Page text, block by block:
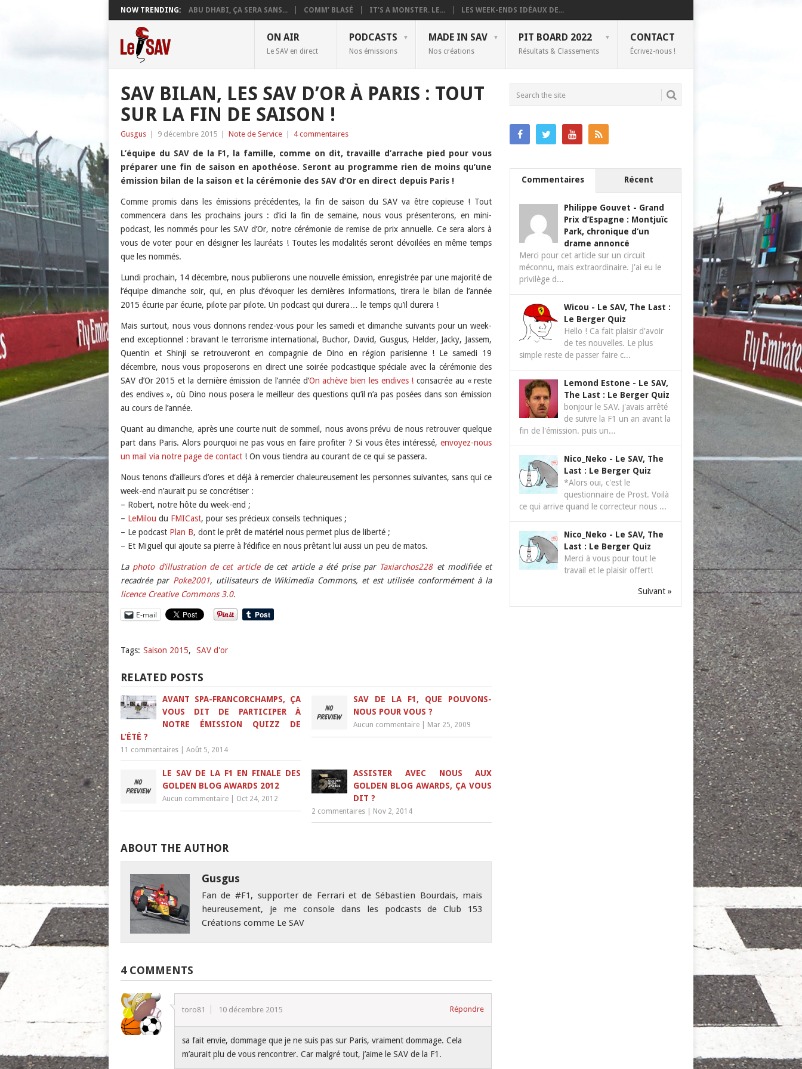
NOW TRENDING: ABU DHABI, ÇA SERA SANS... COMM’ BLASÉ IT’S A MONSTER. LE... LES WEEK-ENDS IDÉAUX DE...
ON AIR
Le SAV en direct
PODCASTS
Nos émissions
MADE IN SAV
Nos créations
PIT BOARD 2022
Résultats & Classements
CONTACT
Écrivez-nous !
SAV BILAN, LES SAV D’OR À PARIS : TOUT
SUR LA FIN DE SAISON !
Gusgus 9 décembre 2015 Note de Service 4 commentaires
L’équipe du SAV de la F1, la famille, comme on dit, travaille d’arrache pied pour vous
préparer une fin de saison en apothéose. Seront au programme rien de moins qu’une
émission bilan de la saison et la cérémonie des SAV d’Or en direct depuis Paris !
Comme promis dans les émissions précédentes, la fin de saison du SAV va être copieuse ! Tout
commencera dans les prochains jours : d’ici la fin de semaine, nous vous présenterons, en mini-
podcast, les nommés pour les SAV d’Or, notre cérémonie de remise de prix annuelle. Ce sera alors à
vous de voter pour en désigner les lauréats ! Toutes les modalités seront dévoilées en même temps
que les nommés.
Lundi prochain, 14 décembre, nous publierons une nouvelle émission, enregistrée par une majorité de
l’équipe dimanche soir, qui, en plus d’évoquer les dernières informations, tirera le bilan de l’année
2015 écurie par écurie, pilote par pilote. Un podcast qui durera… le temps qu’il durera !
Mais surtout, nous vous donnons rendez-vous pour les samedi et dimanche suivants pour un week-
end exceptionnel : bravant le terrorisme international, Buchor, David, Gusgus, Helder, Jacky, Jassem,
Quentin et Shinji se retrouveront en compagnie de Dino en région parisienne ! Le samedi 19
décembre, nous vous proposerons en direct une soirée podcastique spéciale avec la cérémonie des
SAV d’Or 2015 et la dernière émission de l’année d’On achève bien les endives ! consacrée au « reste
des endives », où Dino nous posera le meilleur des questions qu’il n’a pas posées dans son émission
au cours de l’année.
Quant au dimanche, après une courte nuit de sommeil, nous avons prévu de nous retrouver quelque
part dans Paris. Alors pourquoi ne pas vous en faire profiter ? Si vous êtes intéressé,envoyez-nous
un mail via notre page de contact ! On vous tiendra au courant de ce qui se passera.
Nous tenons d’ailleurs d’ores et déjà à remercier chaleureusement les personnes suivantes, sans qui ce
week-end n’aurait pu se concrétiser :
– Robert, notre hôte du week-end ;
– LeMilou du FMICast, pour ses précieux conseils techniques ;
– Le podcast Plan B, dont le prêt de matériel nous permet plus de liberté ;
– Et Miguel qui ajoute sa pierre à l’édifice en nous prêtant lui aussi un peu de matos.
La photo d’illustration de cet articlede cet article a été prise par Taxiarchos228et modifiée et
recadrée par Poke2001, utilisateurs de Wikimedia Commons, et est utilisée conformément à la
licence Creative Commons 3.0.
E-mail
Tags: Saison 2015, SAV d'or
RELATED POSTS
AVANT SPA-FRANCORCHAMPS, ÇA
VOUS DIT DE PARTICIPER À
NOTRE ÉMISSION QUIZZ DE
L’ÉTÉ ?
11 commentaires Août 5, 2014
SAV DE LA F1, QUE POUVONS-
NOUS POUR VOUS ?
Aucun commentaire Mar 25, 2009
LE SAV DE LA F1 EN FINALE DES
GOLDEN BLOG AWARDS 2012
Aucun commentaire Oct 24, 2012
ASSISTER AVEC NOUS AUX
GOLDEN BLOG AWARDS, ÇA VOUS
DIT ?
2 commentaires Nov 2, 2014
ABOUT THE AUTHOR
Gusgus
Fan de #F1, supporter de Ferrari et de Sébastien Bourdais, mais
heureusement, je me console dans les podcasts de Club 153
Créations comme Le SAV
4 COMMENTS
toro81 10 décembre 2015 Répondre
sa fait envie, dommage que je ne suis pas sur Paris, vraiment dommage. Cela
m’aurait plu de vous rencontrer. Car malgré tout, j’aime le SAV de la F1.
Commentaires Récent
Philippe Gouvet - Grand
Prix d’Espagne : Montjuïc
Park, chronique d’un
drame annoncé
Merci pour cet article sur un circuit
méconnu, mais extraordinaire. J'ai eu le
privilège d...
Wicou - Le SAV, The Last :
Le Berger Quiz
Hello ! Ca fait plaisir d'avoir
de tes nouvelles. Le plus
simple reste de passer faire c...
Lemond Estone - Le SAV,
The Last : Le Berger Quiz
bonjour le SAV. j'avais arrêté
de suivre la F1 un an avant la
fin de l'émission. puis un...
Nico_Neko - Le SAV, The
Last : Le Berger Quiz
*Alors oui, c'est le
questionnaire de Prost. Voilà
ce qui arrive quand le correcteur nous ...
Nico_Neko - Le SAV, The
Last : Le Berger Quiz
Merci à vous pour tout le
travail et le plaisir offert!
Suivant »